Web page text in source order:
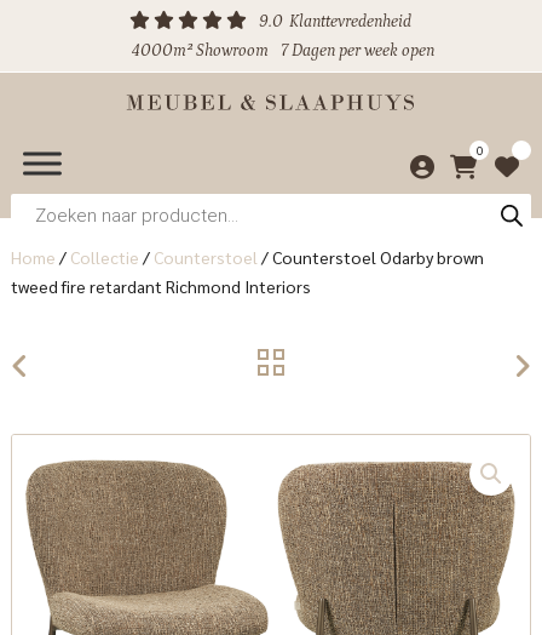
9.0 Klanttevredenheid
4000m² Showroom
7 Dagen per week open
0
Producten
zoeken
Home / Collectie / Counterstoel /Counterstoel Odarby brown
tweed fire retardant Richmond Interiors